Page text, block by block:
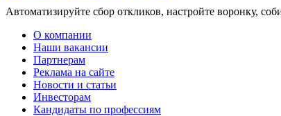
Автоматизируйте сбор откликов, настройте воронку,
О компании
Наши вакансии
Партнерам
Реклама на сайте
Новости и статьи
Инвесторам
Кандидаты по профессиям